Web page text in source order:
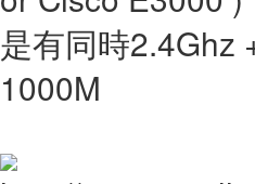
是有同時2.4Ghz
1000M